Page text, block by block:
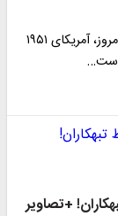
محمود سریع القلم در یادداشتی می نویسد: آمریکای امروز، آمریکای ۱۹۵۱
است…
+تصاویر